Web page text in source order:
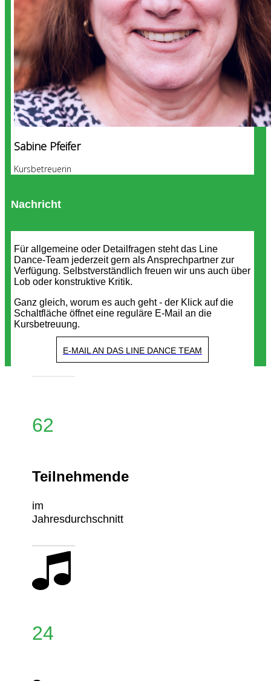
Sabine Pfeifer
Kursbetreuerin
Nachricht
Für allgemeine oder Detailfragen steht das Line
Dance-Team jederzeit gern als Ansprechpartner zur
Verfügung. Selbstverständlich freuen wir uns auch über
Lob oder konstruktive Kritik.
Ganz gleich, worum es auch geht - der Klick auf die
Schaltfläche öffnet eine reguläre E-Mail an die
Kursbetreuung.
E-MAIL AN DAS LINE DANCE TEAM
62
Teilnehmende
im
Jahresdurchschnitt
24